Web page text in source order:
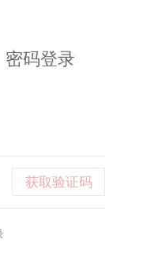
密码登录
获取验证码